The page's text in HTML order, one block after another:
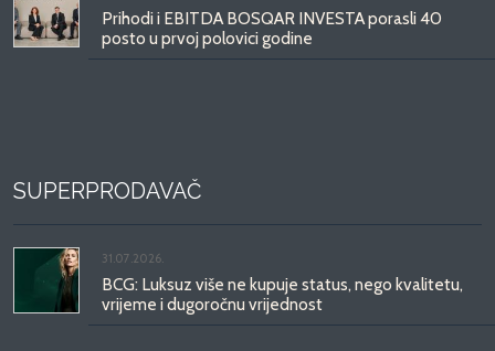
Prihodi i EBITDA BOSQAR INVESTA porasli 40
posto u prvoj polovici godine
SUPERPRODAVAČ
31.07.2026.
BCG: Luksuz više ne kupuje status, nego kvalitetu,
vrijeme i dugoročnu vrijednost